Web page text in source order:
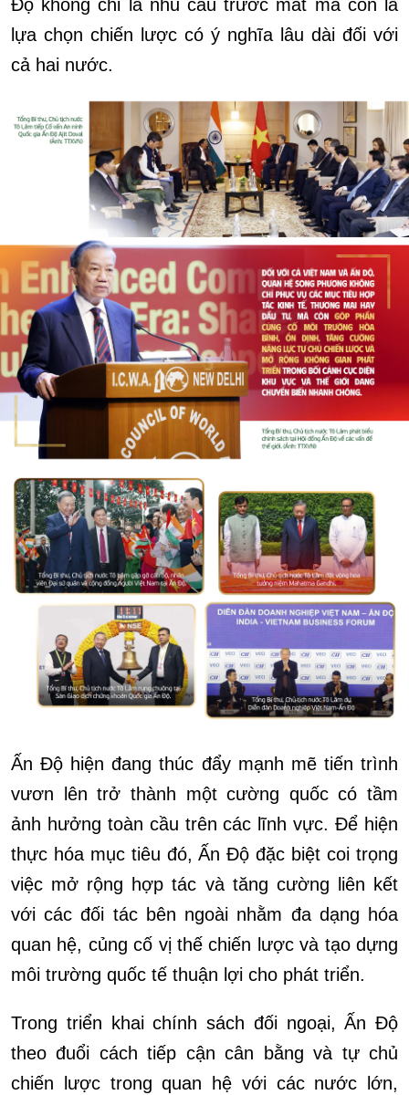
Độ không chỉ là nhu cầu trước mắt mà còn là
lựa chọn chiến lược có ý nghĩa lâu dài đối với
cả hai nước.
Ấn Độ hiện đang thúc đẩy mạnh mẽ tiến trình
vươn lên trở thành một cường quốc có tầm
ảnh hưởng toàn cầu trên các lĩnh vực. Để hiện
thực hóa mục tiêu đó, Ấn Độ đặc biệt coi trọng
việc mở rộng hợp tác và tăng cường liên kết
với các đối tác bên ngoài nhằm đa dạng hóa
quan hệ, củng cố vị thế chiến lược và tạo dựng
môi trường quốc tế thuận lợi cho phát triển.
Trong triển khai chính sách đối ngoại, Ấn Độ
theo đuổi cách tiếp cận cân bằng và tự chủ
chiến lược trong quan hệ với các nước lớn,